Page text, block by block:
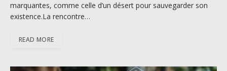
marquantes, comme celle d’un désert pour sauvegarder son
existence.La rencontre…
READ MORE